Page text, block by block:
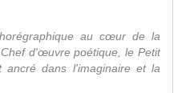
au cœur de la
d'œuvre poétique, le Petit
ancré dans l'imaginaire et la